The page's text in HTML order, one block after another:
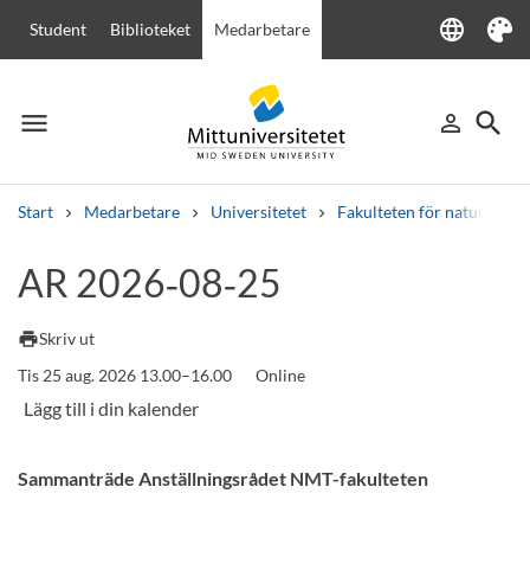
Student Biblioteket Medarbetare language
Language
Tema
menu
Meny person_outline
Logga in
search
Sök
Start Medarbetare Universitetet Fakulteten för
Andra söktjänster
Kurser och program
AR 2026‑08‑25
printSkriv ut
Tis 25 aug. 2026 13.00–16.00
Online
Sammanträde Anställningsrådet NMT-fakulteten